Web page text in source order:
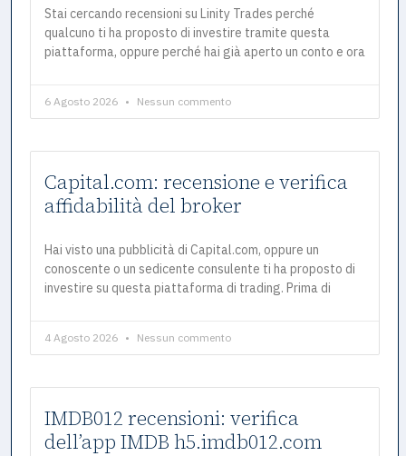
Stai cercando recensioni su Linity Trades perché
qualcuno ti ha proposto di investire tramite questa
piattaforma, oppure perché hai già aperto un conto e ora
6 Agosto 2026 Nessun commento
Capital.com: recensione e verifica
affidabilità del broker
Hai visto una pubblicità di Capital.com, oppure un
conoscente o un sedicente consulente ti ha proposto di
investire su questa piattaforma di trading. Prima di
4 Agosto 2026 Nessun commento
IMDB012 recensioni: verifica
dell’app IMDB h5.imdb012.com